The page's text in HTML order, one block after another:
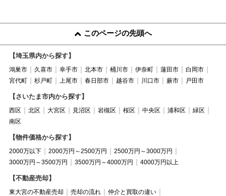
このページの先頭へ
【埼玉県内から探す】
鴻巣市 久喜市 幸手市 北本市 桶川市 伊奈町 蓮田市
白岡市
宮代町
杉戸町 上尾市 春日部市 越谷市 川口市 蕨市 戸田市
【さいたま市内から探す】
西区 北区 大宮区 見沼区 岩槻区 桜区 中央区 浦和区
緑区
南区
【物件価格から探す】
2000万以下 2000万円～2500万円
2500万円～3000万円
3000万円～3500万円
3500万円～4000万円 4000万円以上
【不動産売却】
東大宮の不動産売却 売却の流れ
仲介と買取の違い